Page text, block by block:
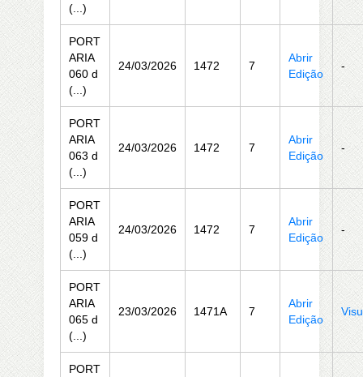
(...)
PORT
ARIA
060 d
(...)
24/03/2026 1472 7
Abrir
Edição
-
PORT
ARIA
063 d
(...)
24/03/2026 1472 7
Abrir
Edição
-
PORT
ARIA
059 d
(...)
24/03/2026 1472 7
Abrir
Edição
-
PORT
ARIA
065 d
(...)
23/03/2026 1471A 7
Abrir
Edição
PORT